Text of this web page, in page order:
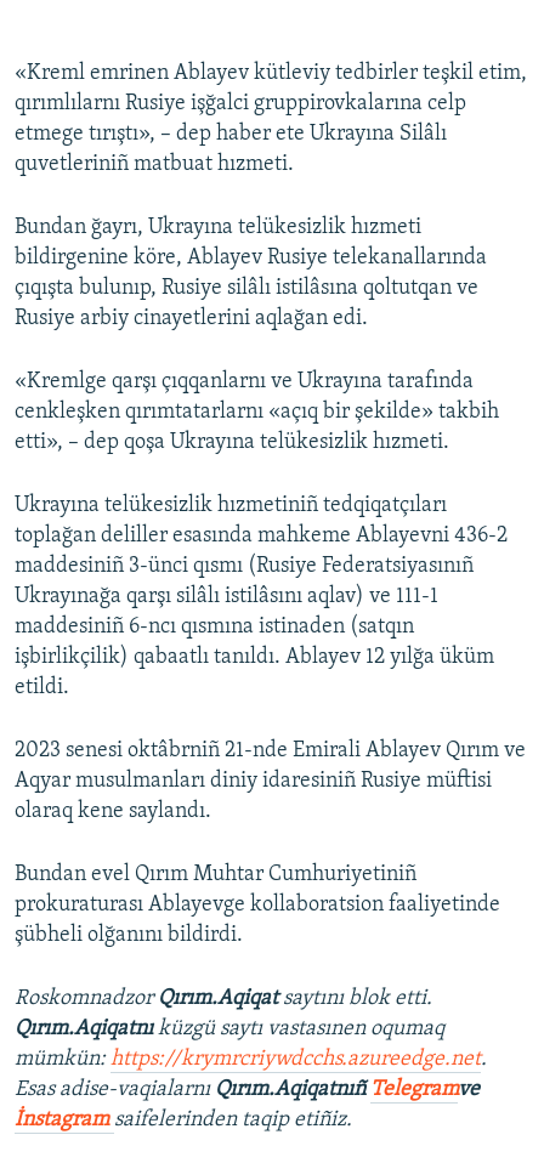
«Kreml emrinen Ablayev kütleviy tedbirler teşkil etim,
qırımlılarnı Rusiye işğalci gruppirovkalarına celp
etmege tırıştı», – dep haber ete Ukrayına Silâlı
quvetleriniñ matbuat hızmeti.
Bundan ğayrı, Ukrayına telükesizlik hızmeti
bildirgenine köre, Ablayev Rusiye telekanallarında
çıqışta bulunıp, Rusiye silâlı istilâsına qoltutqan ve
Rusiye arbiy cinayetlerini aqlağan edi.
«Kremlge qarşı çıqqanlarnı ve Ukrayına tarafında
cenkleşken qırımtatarlarnı «açıq bir şekilde» takbih
etti», – dep qoşa Ukrayına telükesizlik hızmeti.
Ukrayına telükesizlik hızmetiniñ tedqiqatçıları
toplağan deliller esasında mahkeme Ablayevni 436-2
maddesiniñ 3-ünci qısmı (Rusiye Federatsiyasınıñ
Ukrayınağa qarşı silâlı istilâsını aqlav) ve 111-1
maddesiniñ 6-ncı qısmına istinaden (satqın
işbirlikçilik) qabaatlı tanıldı. Ablayev 12 yılğa üküm
etildi.
2023 senesi oktâbrniñ 21-nde Emirali Ablayev Qırım ve
Aqyar musulmanları diniy idaresiniñ Rusiye müftisi
olaraq kene saylandı.
Bundan evel Qırım Muhtar Cumhuriyetiniñ
prokuraturası Ablayevge kollaboratsion faaliyetinde
şübheli olğanını bildirdi.
Roskomnadzor Qırım.Aqiqatsaytını blok etti.
Qırım.Aqiqatnıküzgü saytı vastasınen oqumaq
mümkün:https://krymrcriywdcchs.azureedge.net.
Esas adise-vaqialarnı Qırım.Aqiqatnıñ Telegramve
İnstagram saifelerinden taqip etiñiz.